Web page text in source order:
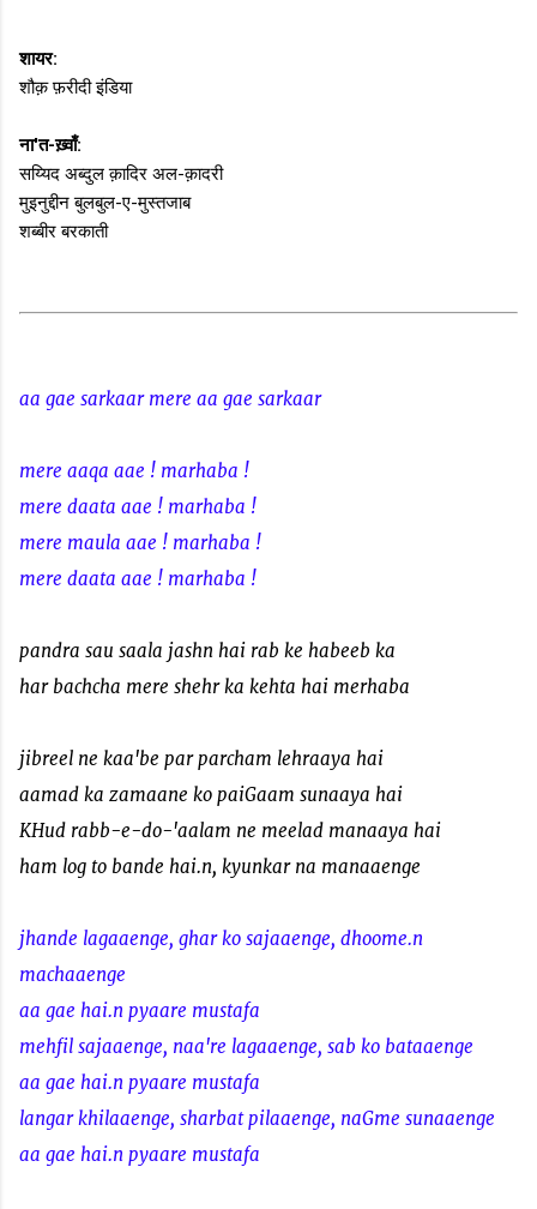
शायर:
शौक़ फ़रीदी इंडिया
ना'त-ख़्वाँ:
सय्यिद अब्दुल क़ादिर अल-क़ादरी
मुइनुद्दीन बुलबुल-ए-मुस्तजाब
शब्बीर बरकाती
aa gae sarkaar mere aa gae sarkaar
mere aaqa aae ! marhaba !
mere daata aae ! marhaba !
mere maula aae ! marhaba !
mere daata aae ! marhaba !
pandra sau saala jashn hai rab ke habeeb ka
har bachcha mere shehr ka kehta hai merhaba
jibreel ne kaa'be par parcham lehraaya hai
aamad ka zamaane ko paiGaam sunaaya hai
KHud rabb-e-do-'aalam ne meelad manaaya hai
ham log to bande hai.n, kyunkar na manaaenge
jhande lagaaenge, ghar ko sajaaenge, dhoome.n
machaaenge
aa gae hai.n pyaare mustafa
mehfil sajaaenge, naa're lagaaenge, sab ko bataaenge
aa gae hai.n pyaare mustafa
langar khilaaenge, sharbat pilaaenge, naGme sunaaenge
aa gae hai.n pyaare mustafa